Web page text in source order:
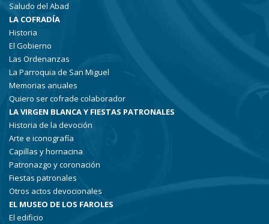
Saludo del Abad
LA COFRADÍA
Historia
El Gobierno
Las Ordenanzas
La Parroquia de San Miguel
Memorias anuales
Quiero ser cofrade colaborador
LA VIRGEN BLANCA Y FIESTAS PATRONALES
Historia de la devoción
Arte e iconografía
Capillas y hornacina
Patronazgo y coronación
Fiestas patronales
Otros actos devocionales
EL MUSEO DE LOS FAROLES
El edificio